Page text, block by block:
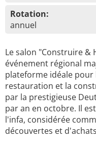
Rotation:
annuel
Le salon "Construire &
événement régional
plateforme idéale pour
restauration et la
par la prestigieuse
par an en octobre. Il
l'infa, considérée
découvertes et